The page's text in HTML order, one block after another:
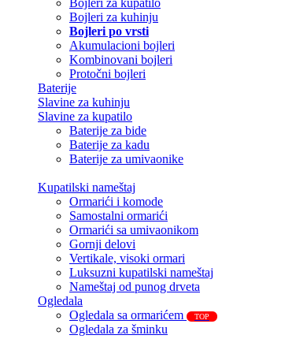
Bojleri za kupatilo
Bojleri za kuhinju
Bojleri po vrsti
Akumulacioni bojleri
Kombinovani bojleri
Protočni bojleri
Baterije
Slavine za kuhinju
Slavine za kupatilo
Baterije za bide
Baterije za kadu
Baterije za umivaonike
Kupatilski nameštaj
Ormarići i komode
Samostalni ormarići
Ormarići sa umivaonikom
Gornji delovi
Vertikale, visoki ormari
Luksuzni kupatilski nameštaj
Nameštaj od punog drveta
Ogledala
Ogledala sa ormarićem
TOP
Ogledala za šminku